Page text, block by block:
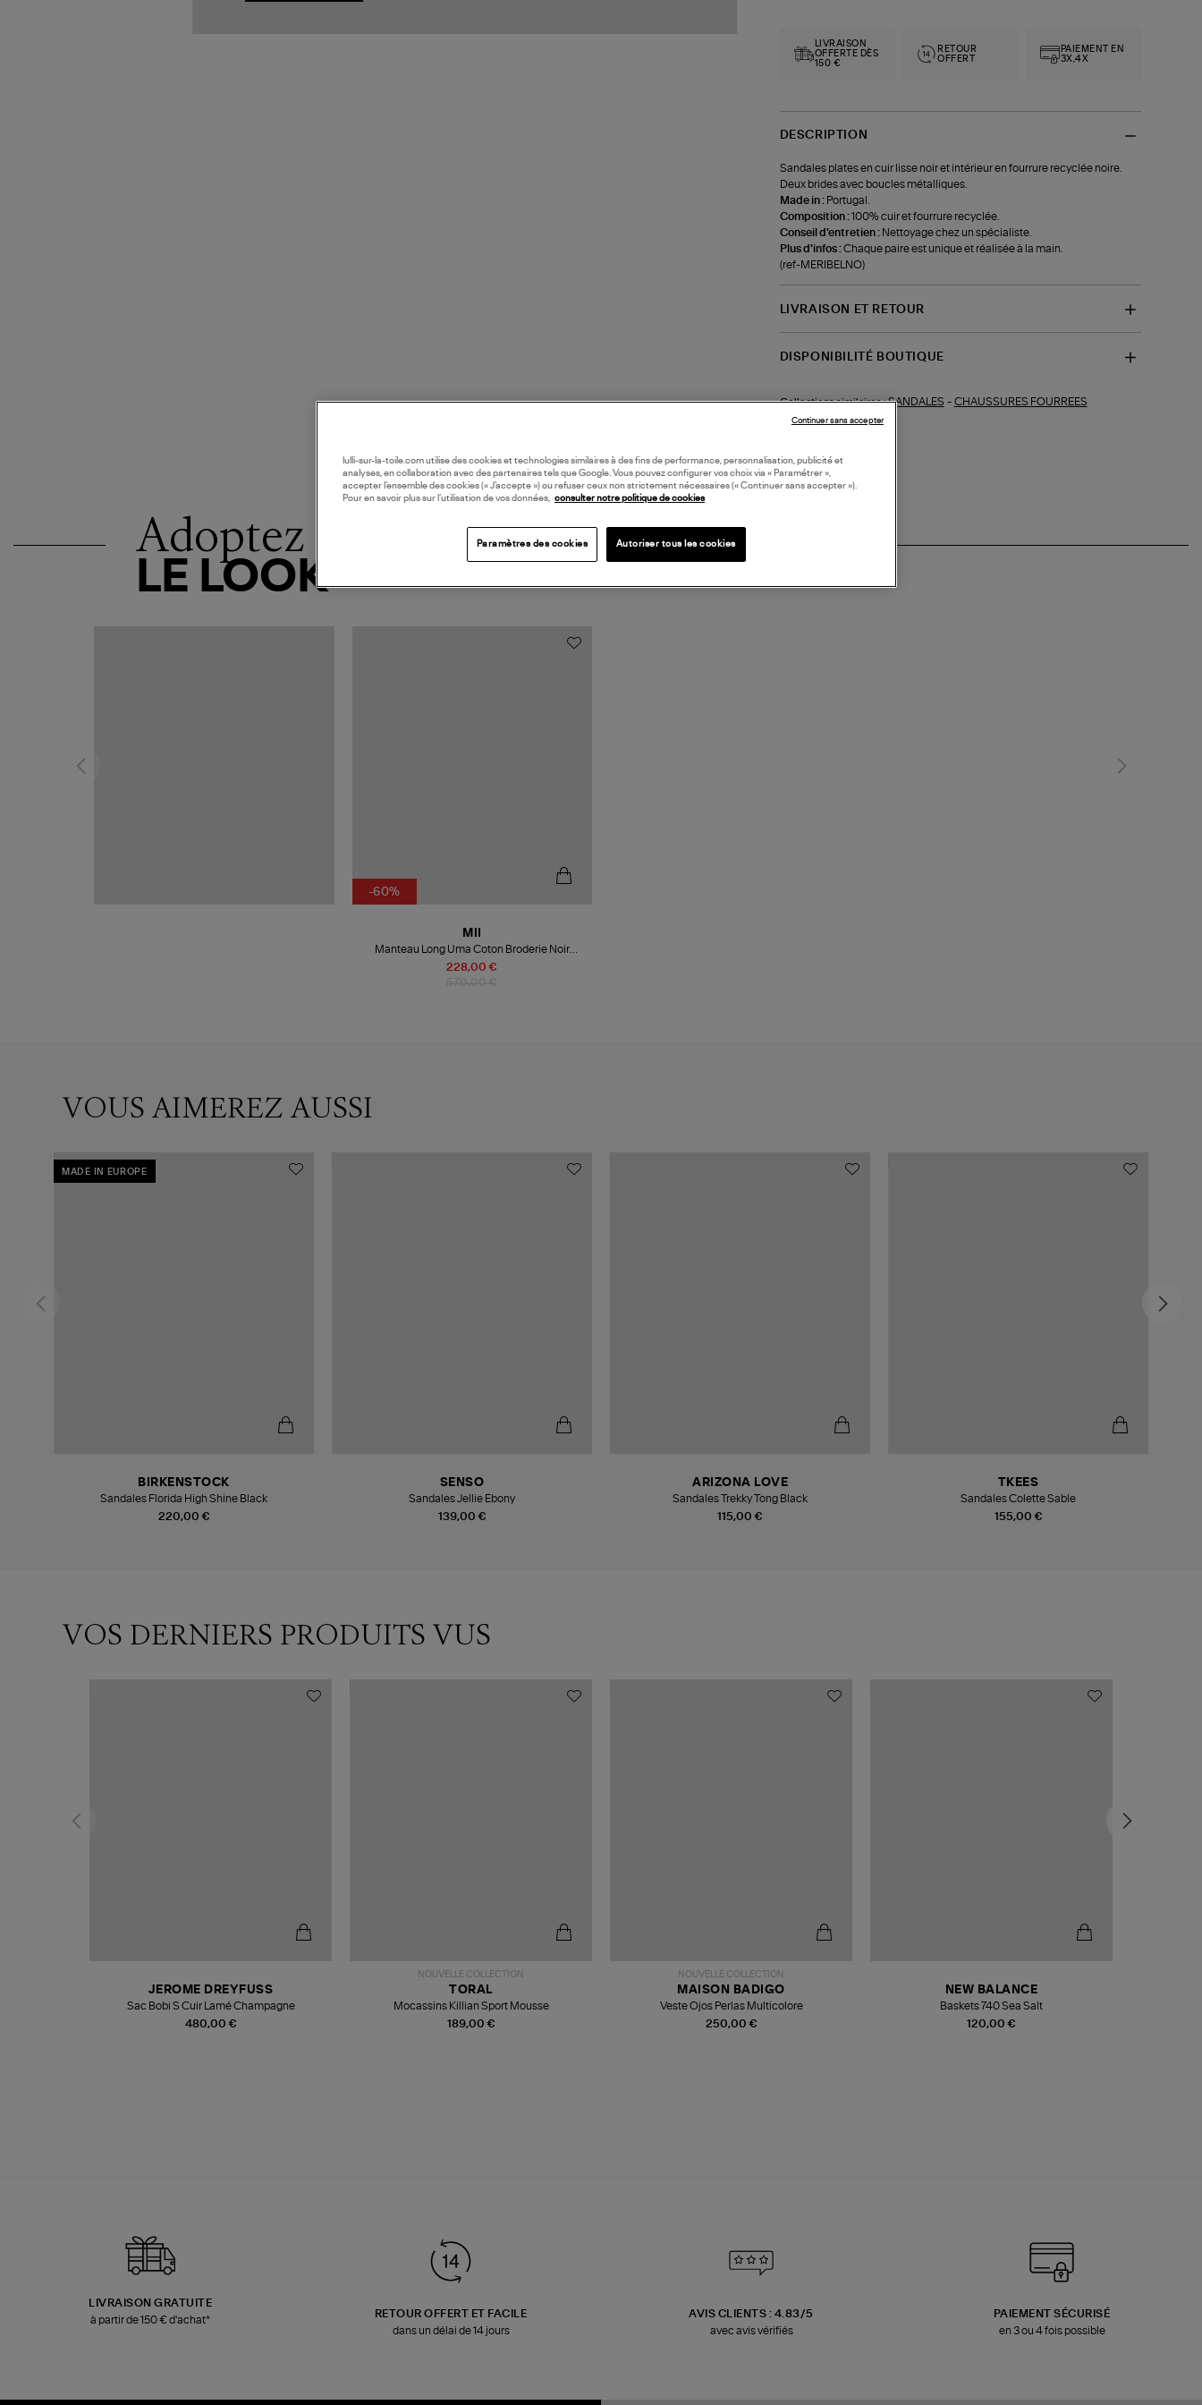
LIVRAISON
OFFERTE DÈS
150 €
RETOUR
OFFERT
PAIEMENT EN
3X,4X
DESCRIPTION
Sandales plates en cuir lisse noir et intérieur en fourrure recyclée noire.
Deux brides avec boucles métalliques.
Made in : Portugal.
Composition :100% cuir et fourrure recyclée.
Conseil d'entretien : Nettoyage chez un spécialiste.
Plus d'infos :Chaque paire est unique et réalisée à la main.
(ref-MERIBELNO)
LIVRAISON ET RETOUR
DISPONIBILITÉ BOUTIQUE
Collections similaires :SANDALES - CHAUSSURES FOURREES
Adoptez
LE LOOK
-60%
228,00 €
MII
Manteau Long Uma Coton Broderie Noir
Multicolore
VOUS AIMEREZ AUSSI
MADE IN EUROPE
220,00 €
BIRKENSTOCK
Sandales Florida High Shine Black
139,00 €
SENSO
Sandales Jellie Ebony
115,00 €
ARIZONA LOVE
Sandales Trekky Tong Black
155,00 €
TKEES
Sandales Colette Sable
VOS DERNIERS PRODUITS VUS
480,00 €
JEROME DREYFUSS
Sac Bobi S Cuir Lamé Champagne
NOUVELLE COLLECTION
189,00 €
TORAL
Mocassins Killian Sport Mousse
NOUVELLE COLLECTION
250,00 €
MAISON BADIGO
Veste Ojos Perlas Multicolore
120,00 €
NEW BALANCE
Baskets 740 Sea Salt
LIVRAISON GRATUITE
à partir de 150 € d'achat*
RETOUR OFFERT ET FACILE
dans un délai de 14 jours
AVIS CLIENTS : 4.83/5
avec avis vérifiés
PAIEMENT SÉCURISÉ
en 3 ou 4 fois possible
lulli-sur-la-toile.com utilise des cookies et technologies similaires à des fins de performance, personnalisation, publicité et
analyses, en collaboration avec des partenaires tels que Google. Vous pouvez configurer vos choix via « Paramétrer »,
accepter l’ensemble des cookies (« J’accepte ») ou refuser ceux non strictement nécessaires (« Continuer sans accepter »).
Pour en savoir plus sur l’utilisation de vos données, consulter notre politique de cookies
Paramètres des cookies Autoriser tous les cookies
Continuer sans accepter